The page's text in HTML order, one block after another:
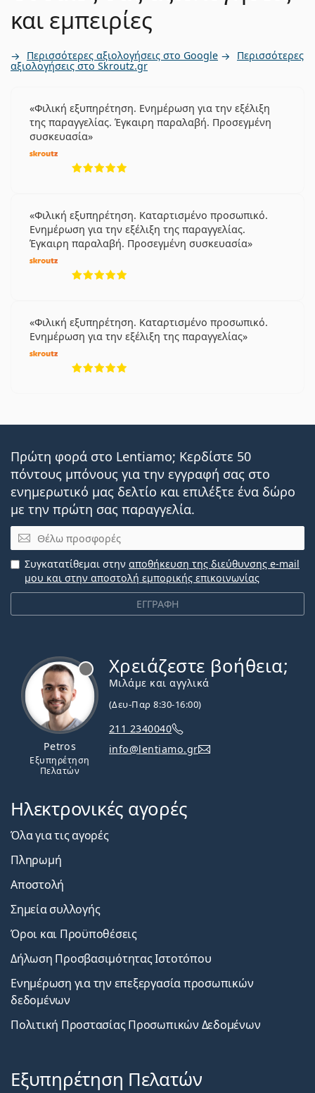
και εμπειρίες
Περισσότερες αξιολογήσεις στο Google Περισσότερες
αξιολογήσεις στο Skroutz.gr
Φιλική εξυπηρέτηση. Ενημέρωση για την εξέλιξη
της παραγγελίας. Έγκαιρη παραλαβή. Προσεγμένη
συσκευασία
Φιλική εξυπηρέτηση. Καταρτισμένο προσωπικό.
Ενημέρωση για την εξέλιξη της παραγγελίας.
Έγκαιρη παραλαβή. Προσεγμένη συσκευασία
Φιλική εξυπηρέτηση. Καταρτισμένο προσωπικό.
Ενημέρωση για την εξέλιξη της παραγγελίας
Πρώτη φορά στο Lentiamo; Κερδίστε 50
πόντους μπόνους για την εγγραφή σας στο
ενημερωτικό μας δελτίο και επιλέξτε ένα δώρο
με την πρώτη σας παραγγελία.
Email
ΕΓΓΡΑΦΗ
Συγκατατίθεμαι στην αποθήκευση της διεύθυνσης e-mail
μου και στην αποστολή εμπορικής επικοινωνίας
Petros
Εξυπηρέτηση
Πελατών
Χρειάζεστε βοήθεια;
Μιλάμε και αγγλικά
(Δευ-Παρ 8:30-16:00)
211 2340040
info@lentiamo.gr
Ηλεκτρονικές αγορές
Όλα για τις αγορές
Πληρωμή
Αποστολή
Σημεία συλλογής
Όροι και Προϋποθέσεις
Δήλωση Προσβασιμότητας Ιστοτόπου
Ενημέρωση για την επεξεργασία προσωπικών
δεδομένων
Πολιτική Προστασίας Προσωπικών Δεδομένων
Εξυπηρέτηση Πελατών